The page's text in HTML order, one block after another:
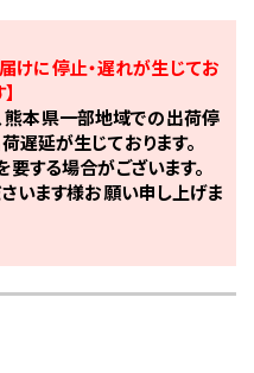
けに停止・遅れが生じてお
熊本県一部地域での出荷停
遅延が生じております。
する場合がございます。
います様お願い申し上げま